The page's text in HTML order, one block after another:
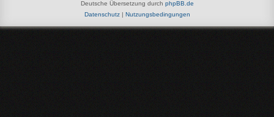
Deutsche Übersetzung durch phpBB.de
Datenschutz| Nutzungsbedingungen